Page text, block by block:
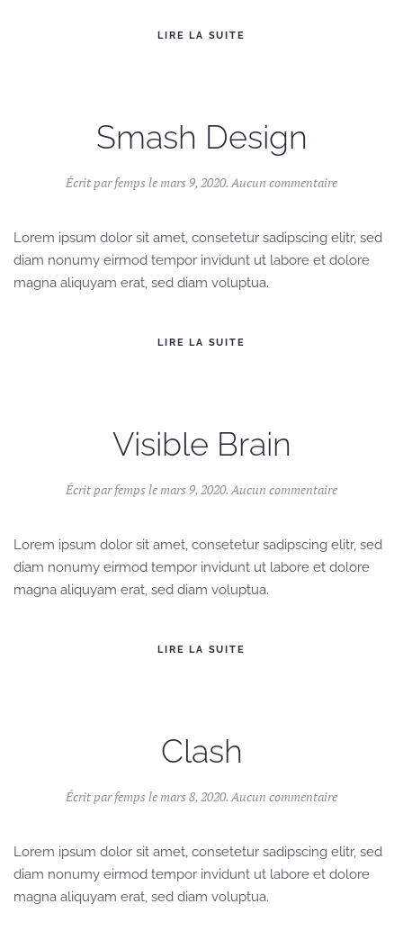
LIRE LA SUITE
Smash Design
Écrit parfempslemars 9, 2020.Aucun commentairesur
Lorem ipsum dolor sit amet, consetetur sadipscing elitr, sed
diam nonumy eirmod tempor invidunt ut labore et dolore
magna aliquyam erat, sed diam voluptua.
LIRE LA SUITE
Visible Brain
Écrit parfempslemars 9, 2020.Aucun commentairesur
Lorem ipsum dolor sit amet, consetetur sadipscing elitr, sed
diam nonumy eirmod tempor invidunt ut labore et dolore
magna aliquyam erat, sed diam voluptua.
LIRE LA SUITE
Clash
Écrit parfempslemars 8, 2020.Aucun commentairesur
Lorem ipsum dolor sit amet, consetetur sadipscing elitr, sed
diam nonumy eirmod tempor invidunt ut labore et dolore
magna aliquyam erat, sed diam voluptua.